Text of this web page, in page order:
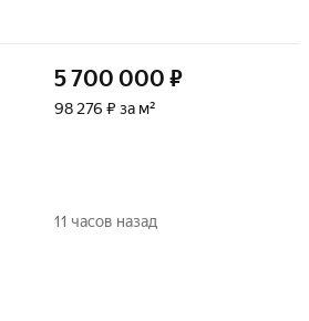
5 700 000 ₽
98 276 ₽ за м²
11 часов назад